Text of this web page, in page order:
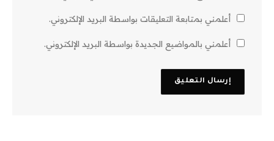
أعلمني بمتابعة التعليقات بواسطة البريد الإلكتروني.
أعلمني بالمواضيع الجديدة بواسطة البريد الإلكتروني.